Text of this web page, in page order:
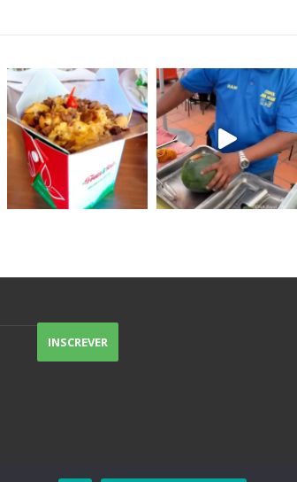
particularmente não consigo escolher
uma preferida porque todas são
excelentes.
O destaque vai pros nachos, um
Doritos gostoso (sem sabor de
indústria), e pro atendimento de
excelência.